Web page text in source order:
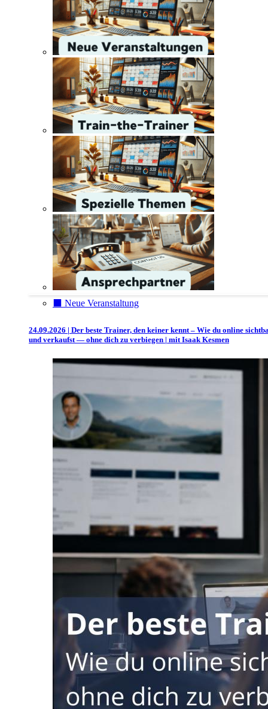
⬛️ Neue Veranstaltung
24.09.2026 | Der beste Trainer, den keiner kennt – Wie du online
und verkaufst — ohne dich zu verbiegen | mit Isaak Kesmen